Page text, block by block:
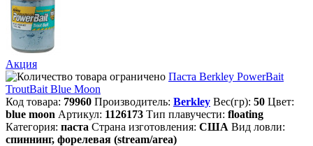
Акция
Паста Berkley PowerBait
TroutBait Blue Moon
Код товара: 79960 Производитель: Berkley Вес(гр): 50 Цвет:
blue moon Артикул: 1126173 Тип плавучести: floating
Категория: паста Страна изготовления: США Вид ловли:
спиннинг, форелевая (stream/area)